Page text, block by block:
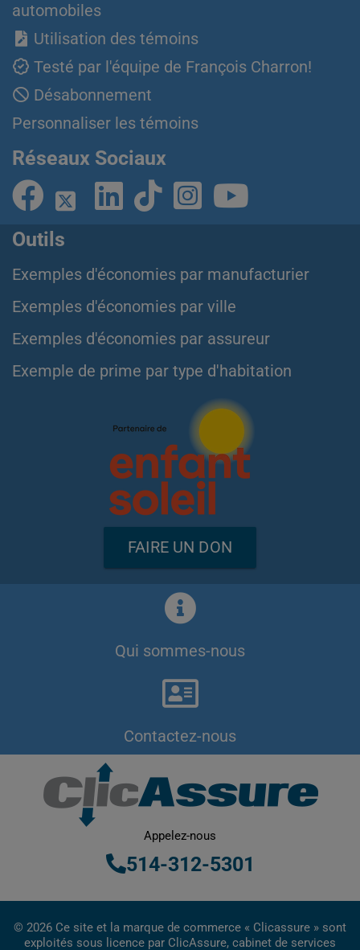
automobiles
Utilisation des témoins
Testé par l'équipe de François Charron!
Désabonnement
Personnaliser les témoins
Réseaux Sociaux
Outils
Exemples d'économies par manufacturier
Exemples d'économies par ville
Exemples d'économies par assureur
Exemple de prime par type d'habitation
FAIRE UN DON
Qui sommes-nous
Contactez-nous
Appelez-nous
514-312-5301
© 2026 Ce site et la marque de commerce « Clicassure » sont
exploités sous licence par ClicAssure, cabinet de services